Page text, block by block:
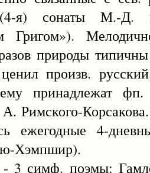
(4-я) сонаты М.-
Григом»).
природы
произв.
ему принадлежат
Римского-
ежегодные 4-
Хэмпшир).
3 симф. поэмы: